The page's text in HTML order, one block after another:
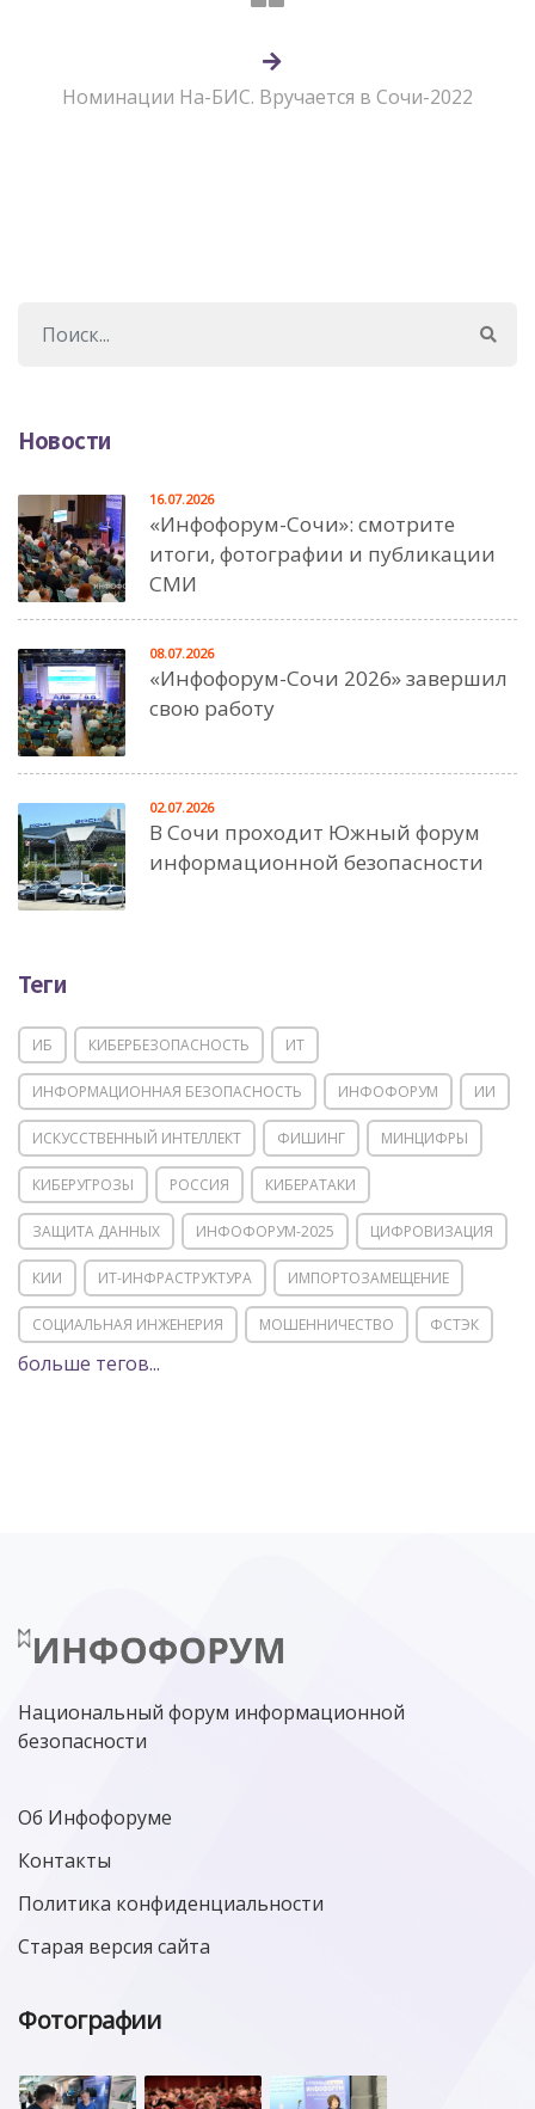
Номинации На-БИС. Вручается в Сочи-2022
Новости
«Инфофорум-Сочи»: смотрите
итоги, фотографии и публикации
СМИ
16.07.2026
«Инфофорум-Сочи 2026» завершил
свою работу
08.07.2026
В Сочи проходит Южный форум
информационной безопасности
02.07.2026
Теги
ИБ КИБЕРБЕЗОПАСНОСТЬ ИТ
ИНФОРМАЦИОННАЯ БЕЗОПАСНОСТЬ ИНФОФОРУМ ИИ
ИСКУССТВЕННЫЙ ИНТЕЛЛЕКТ ФИШИНГ МИНЦИФРЫ
КИБЕРУГРОЗЫ РОССИЯ КИБЕРАТАКИ
ЗАЩИТА ДАННЫХ ИНФОФОРУМ-2025 ЦИФРОВИЗАЦИЯ
КИИ ИТ-ИНФРАСТРУКТУРА ИМПОРТОЗАМЕЩЕНИЕ
СОЦИАЛЬНАЯ ИНЖЕНЕРИЯ МОШЕННИЧЕСТВО ФСТЭК
POSITIVE TECHNOLOGIES
МИНЦИФРЫ РОССИИ NGFW
больше тегов...
Национальный форум информационной
безопасности
Об Инфофоруме
Контакты
Политика конфиденциальности
Старая версия сайта
Фотографии